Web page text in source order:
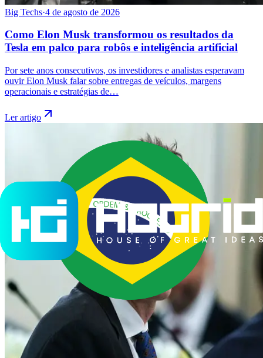
Big Techs·4 de agosto de 2026
Como Elon Musk transformou os resultados da
Tesla em palco para robôs e inteligência artificial
Por sete anos consecutivos, os investidores e analistas esperavam
ouvir Elon Musk falar sobre entregas de veículos, margens
operacionais e estratégias de…
Ler artigo